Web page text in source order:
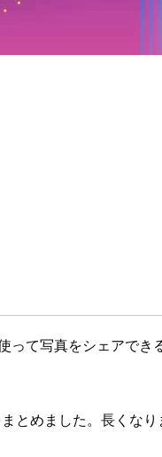
て写真をシェアで
めました。長くなり